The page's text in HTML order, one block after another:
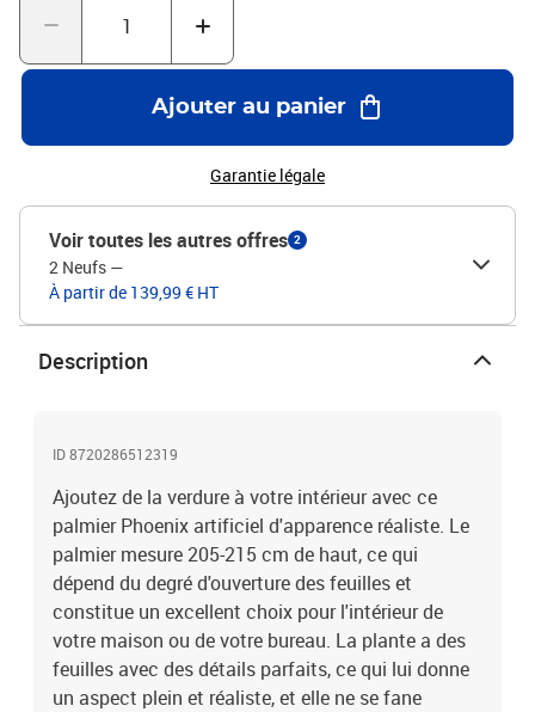
plante : palmier PhoenixL'assemblage est requis
Ajouter au panier
Garantie légale
Voir toutes les autres offres 2
2 Neufs —
À partir de 139,99 € HT
Description
ID 8720286512319
Ajoutez de la verdure à votre intérieur avec ce
palmier Phoenix artificiel d'apparence réaliste. Le
palmier mesure 205-215 cm de haut, ce qui
dépend du degré d'ouverture des feuilles et
constitue un excellent choix pour l'intérieur de
votre maison ou de votre bureau. La plante a des
feuilles avec des détails parfaits, ce qui lui donne
un aspect plein et réaliste, et elle ne se fane